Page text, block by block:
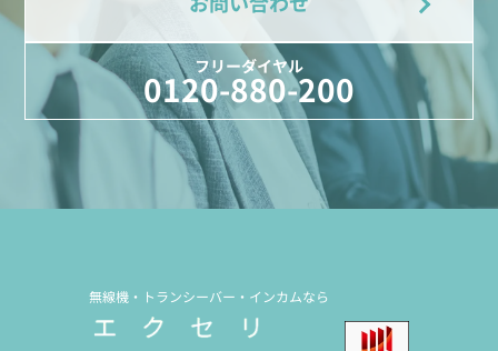
フリーダイヤル
0120-880-200
無線機・トランシーバー・インカムなら